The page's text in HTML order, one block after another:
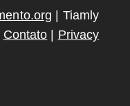
| Tiamly
Contato | Privacy